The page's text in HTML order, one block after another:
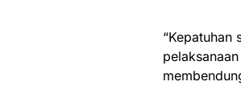
“Kepatuhan